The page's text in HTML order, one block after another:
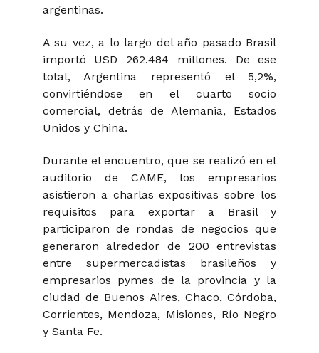
argentinas.
A su vez, a lo largo del año pasado Brasil
importó USD 262.484 millones. De ese
total, Argentina representó el 5,2%,
convirtiéndose en el cuarto socio
comercial, detrás de Alemania, Estados
Unidos y China.
Durante el encuentro, que se realizó en el
auditorio de CAME, los empresarios
asistieron a charlas expositivas sobre los
requisitos para exportar a Brasil y
participaron de rondas de negocios que
generaron alrededor de 200 entrevistas
entre supermercadistas brasileños y
empresarios pymes de la provincia y la
ciudad de Buenos Aires, Chaco, Córdoba,
Corrientes, Mendoza, Misiones, Río Negro
y Santa Fe.